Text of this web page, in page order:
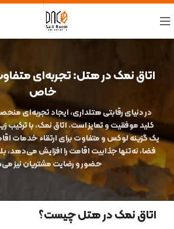
اتاق نمک در هتل: تجربه‌ای
خاص
در دنیای رقابتی هتلداری، ایجاد تجربه‌ای
کلید موفقیت و تمایز است. اتاق نمک، با ترکیب
یک گزینه لوکس و متفاوت برای ارتقاء خدمات
فضا، نه‌تنها جذابیت اقامت را افزایش می‌دهد،
حضور و رضایت مشتریان نیز
اتاق نمک در هتل چیست؟